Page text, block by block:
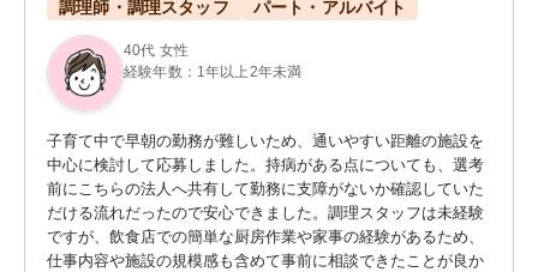
調理師・調理スタッフ パート・アルバイト
40代 女性
経験年数：1年以上2年未満
子育て中で早朝の勤務が難しいため、通いやすい距離の施設を
中心に検討して応募しました。持病がある点についても、選考
前にこちらの法人へ共有して勤務に支障がないか確認していた
だける流れだったので安心できました。調理スタッフは未経験
ですが、飲食店での簡単な厨房作業や家事の経験があるため、
仕事内容や施設の規模感も含めて事前に相談できたことが良か